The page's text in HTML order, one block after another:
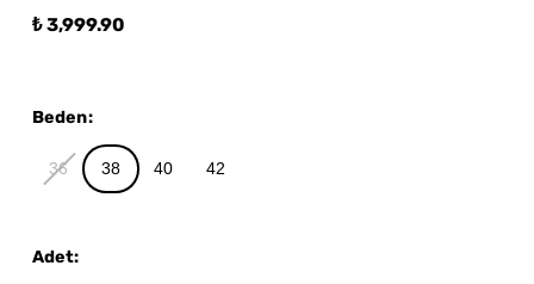
₺ 3,999.90
Beden:
36 38 40 42
Adet: